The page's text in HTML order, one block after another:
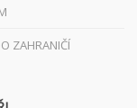
ZAHRANIČÍ